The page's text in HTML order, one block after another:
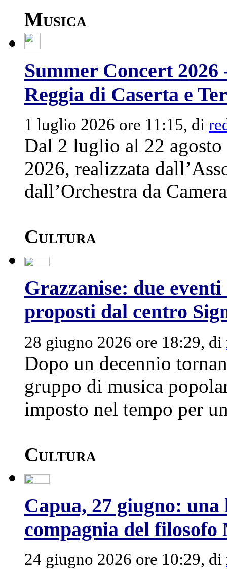
Musica
Summer Concert
Reggia di Caserta e
1 luglio 2026 ore 11:15, di
Dal 2 luglio al 22 agosto
2026, realizzata
dall’Orchestra da
Cultura
Grazzanise: due
proposti dal centro
28 giugno 2026 ore 18:29, di
Dopo un decennio
gruppo di musica
imposto nel tempo per
Cultura
Capua, 27 giugno: una
compagnia del filosofo
24 giugno 2026 ore 10:29, di